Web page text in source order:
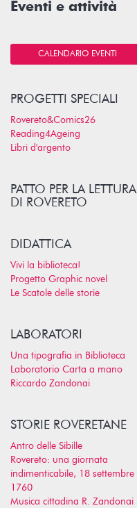
Eventi e attività
CALENDARIO EVENTI
PROGETTI SPECIALI
Rovereto&Comics26
Reading4Ageing
Libri d'argento
PATTO PER LA LETTURA
DI ROVERETO
DIDATTICA
Vivi la biblioteca!
Progetto Graphic novel
Le Scatole delle storie
LABORATORI
Una tipografia in Biblioteca
Laboratorio Carta a mano
Riccardo Zandonai
STORIE ROVERETANE
Antro delle Sibille
Rovereto: una giornata
indimenticabile, 18 settembre
1760
Musica cittadina R. Zandonai